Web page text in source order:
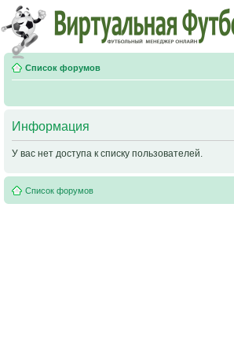
Список форумов
Информация
У вас нет доступа к списку пользователей.
Список форумов